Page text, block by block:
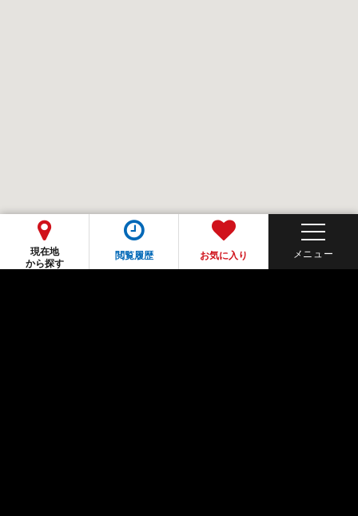
現在地
から探す
閲覧履歴 お気に入り